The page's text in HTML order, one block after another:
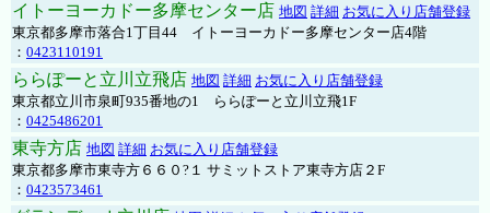
イトーヨーカドー多摩センター店 地図 詳細 お気に入り店舗登録
東京都多摩市落合1丁目44 イトーヨーカドー多摩センター店4階
： 0423110191
ららぽーと立川立飛店 地図 詳細 お気に入り店舗登録
東京都立川市泉町935番地の1 ららぽーと立川立飛1F
： 0425486201
東寺方店 地図 詳細 お気に入り店舗登録
東京都多摩市東寺方６６０?１ サミットストア東寺方店２F
： 0423573461